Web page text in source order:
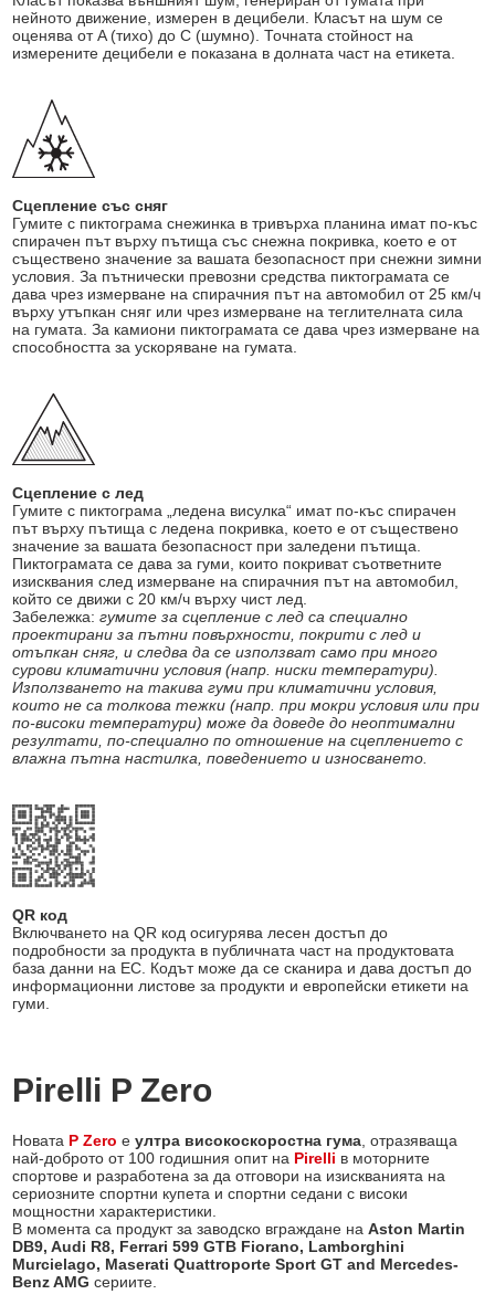
нейното движение, измерен в децибели. Класът на шум се
оценява от A (тихо) до C (шумно). Точната стойност на
измерените децибели е показана в долната част на етикета.
Сцепление със сняг
Гумите с пиктограма снежинка в тривърха планина имат по-къс
спирачен път върху пътища със снежна покривка, което е от
съществено значение за вашата безопасност при снежни зимни
условия. За пътнически превозни средства пиктограмата се
дава чрез измерване на спирачния път на автомобил от 25 км/ч
върху утъпкан сняг или чрез измерване на теглителната сила
на гумата. За камиони пиктограмата се дава чрез измерване на
способността за ускоряване на гумата.
Сцепление с лед
Гумите с пиктограма „ледена висулка“ имат по-къс спирачен
път върху пътища с ледена покривка, което е от съществено
значение за вашата безопасност при заледени пътища.
Пиктограмата се дава за гуми, които покриват съответните
изисквания след измерване на спирачния път на автомобил,
който се движи с 20 км/ч върху чист лед.
Забележка:гумите за сцепление с лед са специално
проектирани за пътни повърхности, покрити с лед и
отъпкан сняг, и следва да се използват само при много
сурови климатични условия (напр. ниски температури).
Използването на такива гуми при климатични условия,
които не са толкова тежки (напр. при мокри условия или при
по-високи температури) може да доведе до неоптимални
резултати, по-специално по отношение на сцеплението с
влажна пътна настилка, поведението и износването.
QR код
Включването на QR код осигурява лесен достъп до
подробности за продукта в публичната част на продуктовата
база данни на ЕС. Кодът може да се сканира и дава достъп до
информационни листове за продукти и европейски етикети на
гуми.
Pirelli P Zero
Новата P Zero еултра високоскоростна гума, отразяваща
най-доброто от 100 годишния опит на Pirelli в моторните
спортове и разработена за да отговори на изискванията на
сериозните спортни купета и спортни седани с високи
мощностни характеристики.
В момента са продукт за заводско вграждане наAston Martin
DB9, Audi R8, Ferrari 599 GTB Fiorano, Lamborghini
Murcielago, Maserati Quattroporte Sport GT and Mercedes-
Benz AMG сериите.